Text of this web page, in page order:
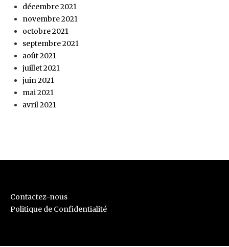
décembre 2021
novembre 2021
octobre 2021
septembre 2021
août 2021
juillet 2021
juin 2021
mai 2021
avril 2021
Contactez-nous
Politique de Confidentialité